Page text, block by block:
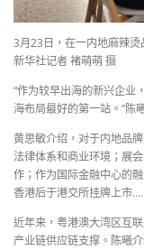
3月23日，在一内地麻辣烫
新华社记者 褚萌萌 摄
“作为较早出海的新兴企业
海布局最好的第一站。”陈
黄思敏介绍，对于内地品
法律体系和商业环境；展
作；作为国际金融中心的
香港后于港交所挂牌上市
近年来，粤港澳大湾区互
产业链供应链支撑。陈曦